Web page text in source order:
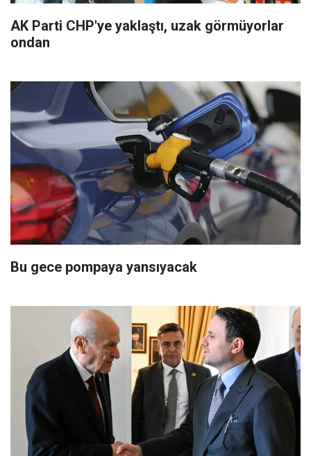
AK Parti CHP'ye yaklaştı, uzak görmüyorlar
ondan
Bu gece pompaya yansıyacak